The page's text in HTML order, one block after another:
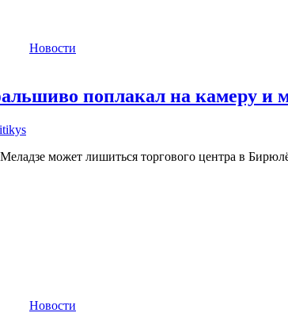
Новости
поплакал на камеру и
может лишиться торгового центра в
Новости